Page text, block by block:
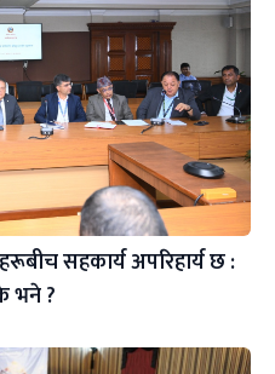
सहकार्य अपरिहार्य छ :
भने ?